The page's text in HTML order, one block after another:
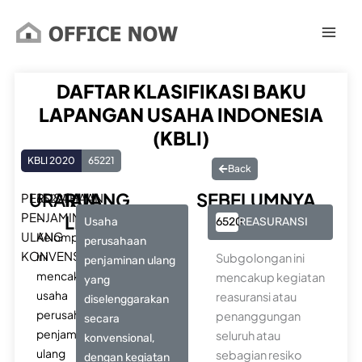
konten
DAFTAR KLASIFIKASI BAKU
LAPANGAN USAHA INDONESIA
(KBLI)
KBLI 2020 65221
Back
PERUSAHAAN
PENJAMIN
ULANG
KONVENSIONAL
URAIAN
65221
–
Kelompok
ini
mencakup
usaha
perusahaan
penjaminan
ulang
RUANG
LINGKUP
Usaha
perusahaan
penjaminan ulang
yang
diselenggarakan
secara
konvensional,
dengan kegiatan
SEBELUMNYA
6520REASURANSI
Subgolongan ini
mencakup kegiatan
reasuransi atau
penanggungan
seluruh atau
sebagian resiko